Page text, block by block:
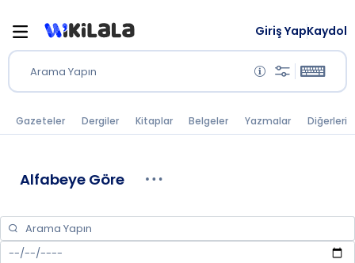
Arama Yapın
Giriş YapKaydol
Gazeteler Dergiler Kitaplar Belgeler Yazmalar Diğerleri
Alfabeye Göre